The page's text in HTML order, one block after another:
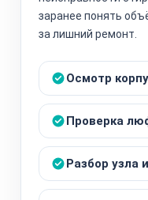
заранее понять
за лишний ремонт.
Осмотр
Проверка
Разбор узла